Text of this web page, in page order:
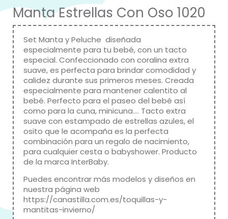
Manta Estrellas Con Oso 1020
Set Manta y Peluche diseñada
especialmente para tu bebé, con un tacto
especial. Confeccionado con coralina extra
suave, es perfecta para brindar comodidad y
calidez durante sus primeros meses. Creada
especialmente para mantener calentito al
bebé. Perfecto para el paseo del bebé así
como para la cuna, minicuna…. Tacto extra
suave con estampado de estrellas azules, el
osito que le acompaña es la perfecta
combinación para un regalo de nacimiento,
para cualquier cesta o babyshower. Producto
de la marca InterBaby.
Puedes encontrar más modelos y diseños en
nuestra página web
https://canastilla.com.es/toquillas-y-
mantitas-invierno/